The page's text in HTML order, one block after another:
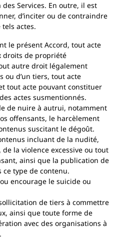
Services. En outre, il est
d’inciter ou de contraindre
actes.
le présent Accord, tout acte
droits de propriété
autre droit légalement
ou d’un tiers, tout acte
tout acte pouvant constituer
actes susmentionnés.
de nuire à autrui, notamment
offensants, le harcèlement
suscitant le dégoût.
incluant de la nudité,
la violence excessive ou tout
ainsi que la publication de
ce type de contenu.
encourage le suicide ou
de tiers à commettre
ainsi que toute forme de
avec des organisations à